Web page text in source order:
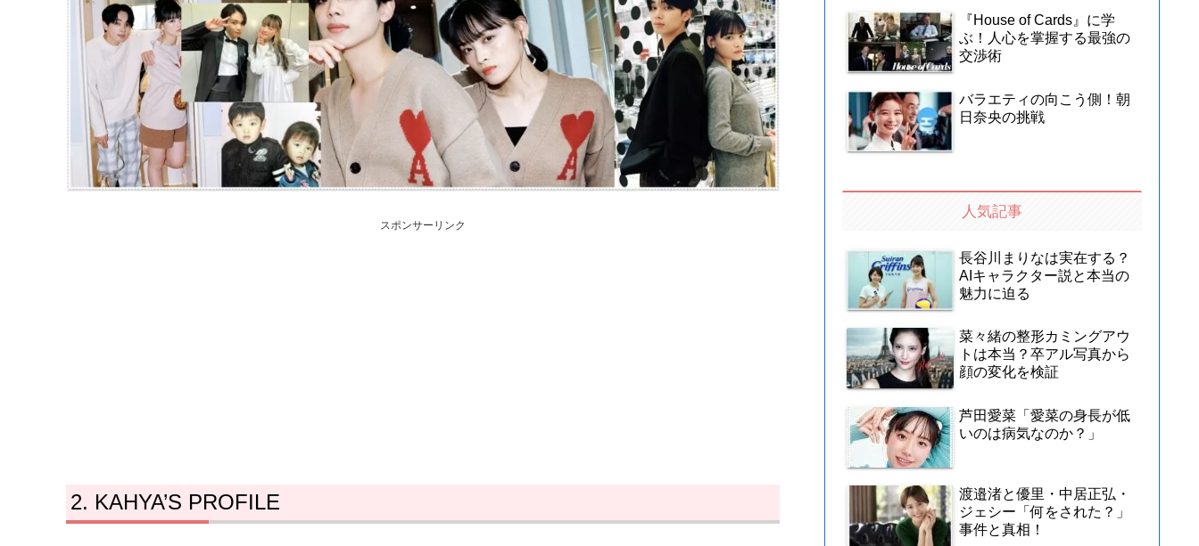
スポンサーリンク
KAHYA’S PROFILE
『House of Cards』に学
ぶ！人心を掌握する最強の
交渉術
バラエティの向こう側！朝
日奈央の挑戦
人気記事
長谷川まりなは実在する？
AIキャラクター説と本当の
魅力に迫る
菜々緒の整形カミングアウ
トは本当？卒アル写真から
顔の変化を検証
芦田愛菜「愛菜の身長が低
いのは病気なのか？」
渡邉渚と優里・中居正弘・
ジェシー「何をされた？」
事件と真相！